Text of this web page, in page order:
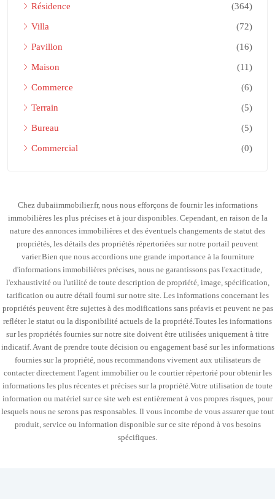
Résidence (364)
Villa (72)
Pavillon (16)
Maison (11)
Commerce (6)
Terrain (5)
Bureau (5)
Commercial (0)
Chez dubaiimmobilier.fr, nous nous efforçons de fournir les informations
immobilières les plus précises et à jour disponibles. Cependant, en raison de la
nature des annonces immobilières et des éventuels changements de statut des
propriétés, les détails des propriétés répertoriées sur notre portail peuvent
varier.Bien que nous accordions une grande importance à la fourniture
d'informations immobilières précises, nous ne garantissons pas l'exactitude,
l'exhaustivité ou l'utilité de toute description de propriété, image, spécification,
tarification ou autre détail fourni sur notre site. Les informations concernant les
propriétés peuvent être sujettes à des modifications sans préavis et peuvent ne pas
refléter le statut ou la disponibilité actuels de la propriété.Toutes les informations
sur les propriétés fournies sur notre site doivent être utilisées uniquement à titre
indicatif. Avant de prendre toute décision ou engagement basé sur les informations
fournies sur la propriété, nous recommandons vivement aux utilisateurs de
contacter directement l'agent immobilier ou le courtier répertorié pour obtenir les
informations les plus récentes et précises sur la propriété.Votre utilisation de toute
information ou matériel sur ce site web est entièrement à vos propres risques, pour
lesquels nous ne serons pas responsables. Il vous incombe de vous assurer que tout
produit, service ou information disponible sur ce site répond à vos besoins
spécifiques.